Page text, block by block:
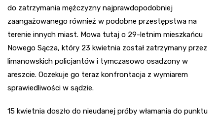
do zatrzymania mężczyzny najprawdopodobniej
zaangażowanego również w podobne przestępstwa na
terenie innych miast. Mowa tutaj o 29-letnim mieszkańcu
Nowego Sącza, który 23 kwietnia został zatrzymany przez
limanowskich policjantów i tymczasowo osadzony w
areszcie. Oczekuje go teraz konfrontacja z wymiarem
sprawiedliwości w sądzie.
15 kwietnia doszło do nieudanej próby włamania do punktu